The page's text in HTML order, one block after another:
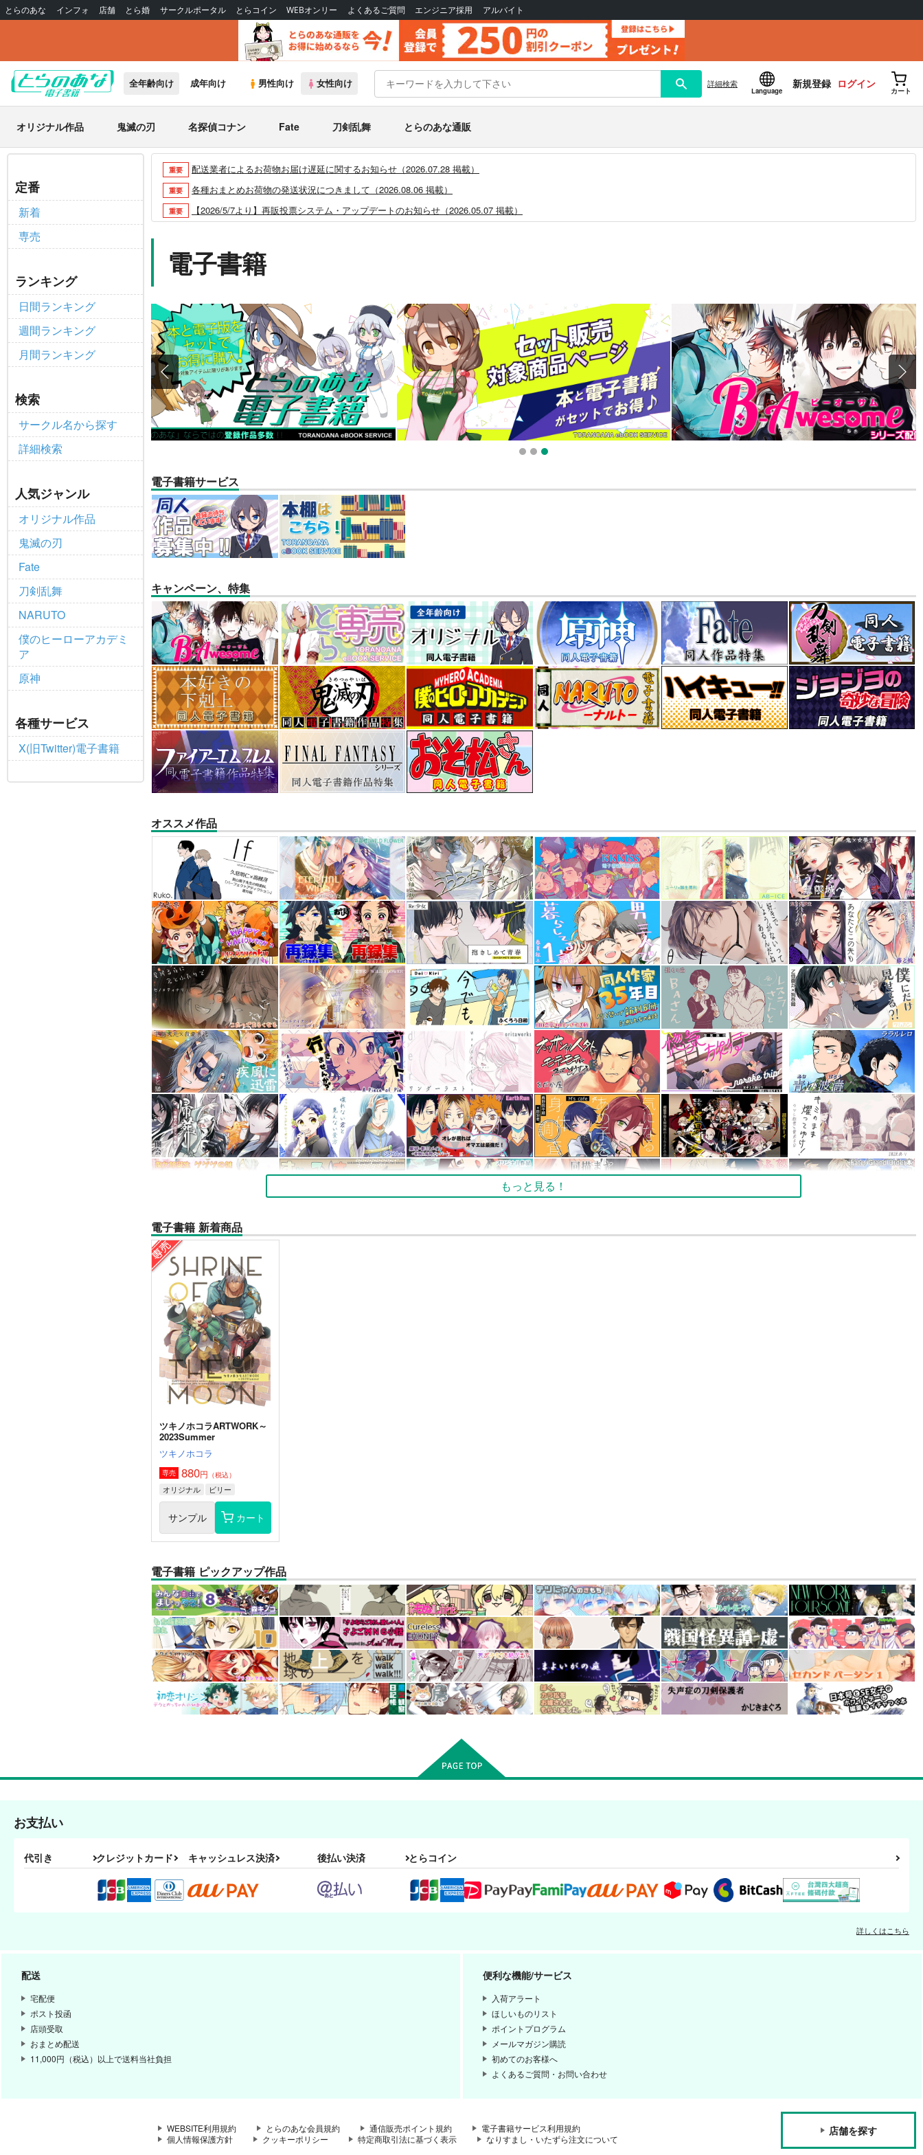
とらのあな インフォ 店舗 とら婚 サークルポータル とらコイン WEBオンリー よくあるご質問 エンジニア採用 アルバイト
全年齢向け 成年向け 男性向け 女性向け 詳細検索
Language
新規登録 ログイン
カート
オリジナル作品 鬼滅の刃 名探偵コナン Fate 刀剣乱舞 とらのあな通販
定番
新着
専売
ランキング
日間ランキング
週間ランキング
月間ランキング
検索
サークル名から探す
詳細検索
人気ジャンル
オリジナル作品
鬼滅の刃
Fate
刀剣乱舞
NARUTO
僕のヒーローアカデミ
ア
原神
各種サービス
X(旧Twitter)電子書籍
重要 配送業者によるお荷物お届け遅延に関するお知らせ（2026.07.28 掲載）
重要 各種おまとめお荷物の発送状況につきまして（2026.08.06 掲載）
重要 【2026/5/7より】再販投票システム・アップデートのお知らせ（2026.05.07 掲載）
重要 おまとめサイクル「定期便(月2)」一般会員様の利用再開のお知らせ（2026.02.05 掲載）
重要 「とらのあな×駿河屋日本橋乙女同人誌館」通販店頭受取サービス開始のお知らせ（2026.01.05 更新｜2025.12.30 掲載）
重要 個人情報保護方針の改定について（2025.09.19 更新｜2025.08.01 掲載）
重要 ポイント付与・管理体制改定のお知らせ（2024.11.20 掲載）
全てのお知らせを見る
電子書籍
1 2 3
電子書籍サービス
キャンペーン、特集
オススメ作品
もっと見る！
電子書籍 新着商品
ツキノホコラARTWORK～
2023Summer
ツキノホコラ
専売 880円 （税込）
オリジナル ビリー
サンプル カート
電子書籍 ピックアップ作品
お支払い
代引き クレジットカード キャッシュレス決済 後払い決済 とらコイン
詳しくはこちら
配送
宅配便
ポスト投函
店頭受取
おまとめ配送
11,000円（税込）以上で送料当社負担
便利な機能/サービス
入荷アラート
ほしいものリスト
ポイントプログラム
メールマガジン購読
初めてのお客様へ
よくあるご質問・お問い合わせ
WEBSITE利用規約 とらのあな会員規約 通信販売ポイント規約
電子書籍サービス利用規約
個人情報保護方針
クッキーポリシー 特定商取引法に基づく表示 なりすまし・いたずら注文について
店舗を探す